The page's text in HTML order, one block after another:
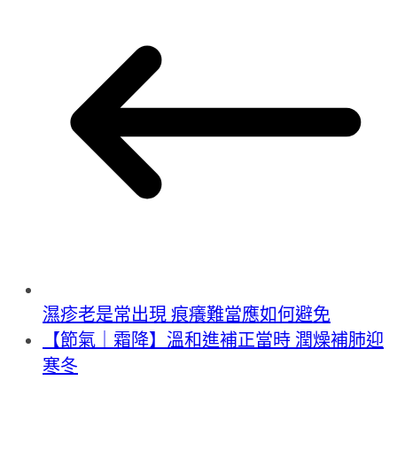
濕疹老是常出現 痕癢難當應如何避免
【節氣｜霜降】溫和進補正當時 潤燥補肺迎
寒冬